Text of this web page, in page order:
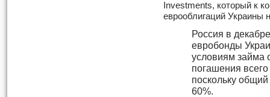
Investments, который к
еврооблигаций
Россия в
евробонды
условиям займа
погашения
поскольку
60%.